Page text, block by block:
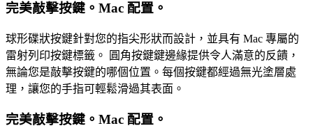
完美敲擊按鍵。Mac 配置。
球形碟狀按鍵針對您的指尖形狀而設計，並具有 Mac 專屬的
雷射列印按鍵標籤。 圓角按鍵鍵邊緣提供令人滿意的反饋，
無論您是敲擊按鍵的哪個位置。每個按鍵都經過無光塗層處
理，讓您的手指可輕鬆滑過其表面。
完美敲擊按鍵。Mac 配置。